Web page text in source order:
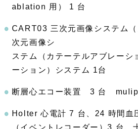
ablation 用） 1 台
CART03 三次元画像システム
次元画像シ
ステム（カテーテルアブレー
ーション）システム 1台
断層心エコー装置 3 台
Holter 心電計 7 台、24 時間血